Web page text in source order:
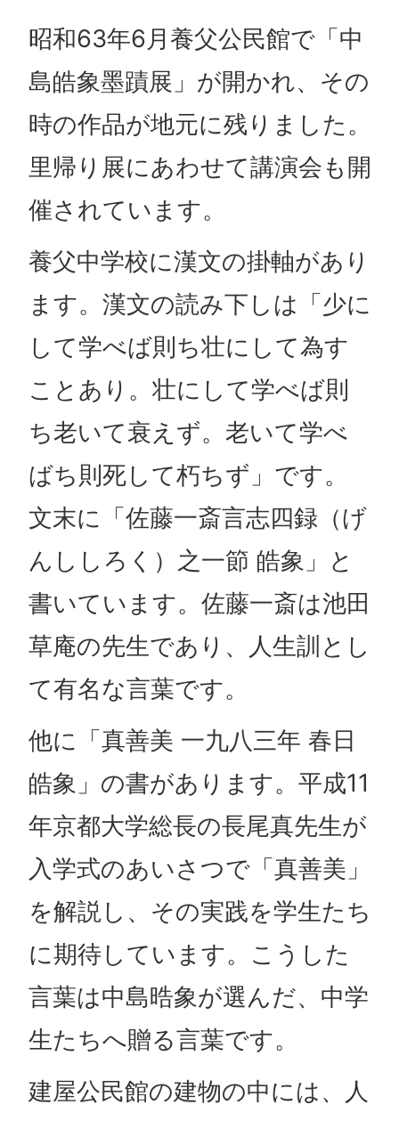
昭和63年6月養父公民館で「中
島皓象墨蹟展」が開かれ、その
時の作品が地元に残りました。
里帰り展にあわせて講演会も開
催されています。
養父中学校に漢文の掛軸があり
ます。漢文の読み下しは「少に
して学べば則ち壮にして為す
ことあり。壮にして学べば則
ち老いて衰えず。老いて学べ
ばち則死して朽ちず」です。
文末に「佐藤一斎言志四録（げ
んししろく）之一節 皓象」と
書いています。佐藤一斎は池田
草庵の先生であり、人生訓とし
て有名な言葉です。
他に「真善美 一九八三年 春日
皓象」の書があります。平成11
年京都大学総長の長尾真先生が
入学式のあいさつで「真善美」
を解説し、その実践を学生たち
に期待しています。こうした
言葉は中島晧象が選んだ、中学
生たちへ贈る言葉です。
建屋公民館の建物の中には、人